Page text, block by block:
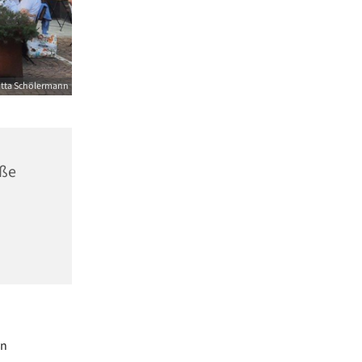
Schölermann